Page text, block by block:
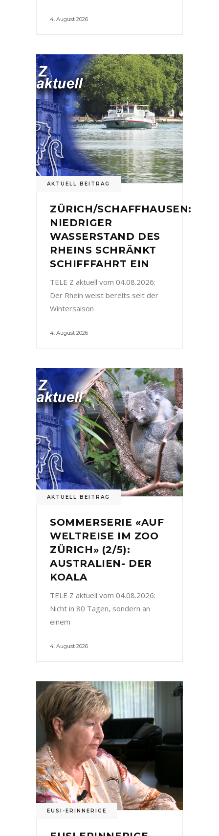
4. August 2026
AKTUELL BEITRAG
ZÜRICH/SCHAFFHAUSEN:
NIEDRIGER
WASSERSTAND DES
RHEINS SCHRÄNKT
SCHIFFFAHRT EIN
TELE Z aktuell vom 04.08.2026:
Der Rhein weist bereits seit der
Wintersaison
4. August 2026
AKTUELL BEITRAG
SOMMERSERIE «AUF
WELTREISE IM ZOO
ZÜRICH» (2/5):
AUSTRALIEN- DER
KOALA
TELE Z aktuell vom 04.08.2026:
Nicht in 80 Tagen, sondern an
einem
4. August 2026
EUSI-ERINNERIGE